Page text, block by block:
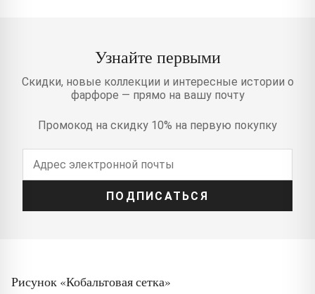
Узнайте первыми
Скидки, новые коллекции и интересные истории о
фарфоре — прямо на вашу почту
Промокод на скидку 10% на первую покупку
ПОДПИСАТЬСЯ
Рисунок «Кобальтовая сетка»